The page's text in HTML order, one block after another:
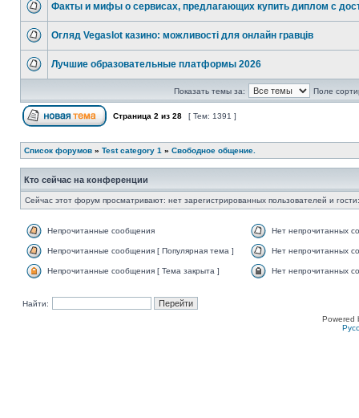
Факты и мифы о сервисах, предлагающих купить диплом с
Огляд Vegaslot казино: можливості для онлайн гравців
Лучшие образовательные платформы 2026
Показать темы за: Поле
Страница 2 из 28 [ Тем: 1391 ]
Список форумов » Test category 1 » Свободное общение.
Кто сейчас на конференции
Сейчас этот форум просматривают: нет зарегистрированных пользователей и
Непрочитанные сообщения Нет непрочитанных
Непрочитанные сообщения [ Популярная тема ] Нет непрочитанных
Непрочитанные сообщения [ Тема закрыта ] Нет непрочитанных
Найти:
Powered